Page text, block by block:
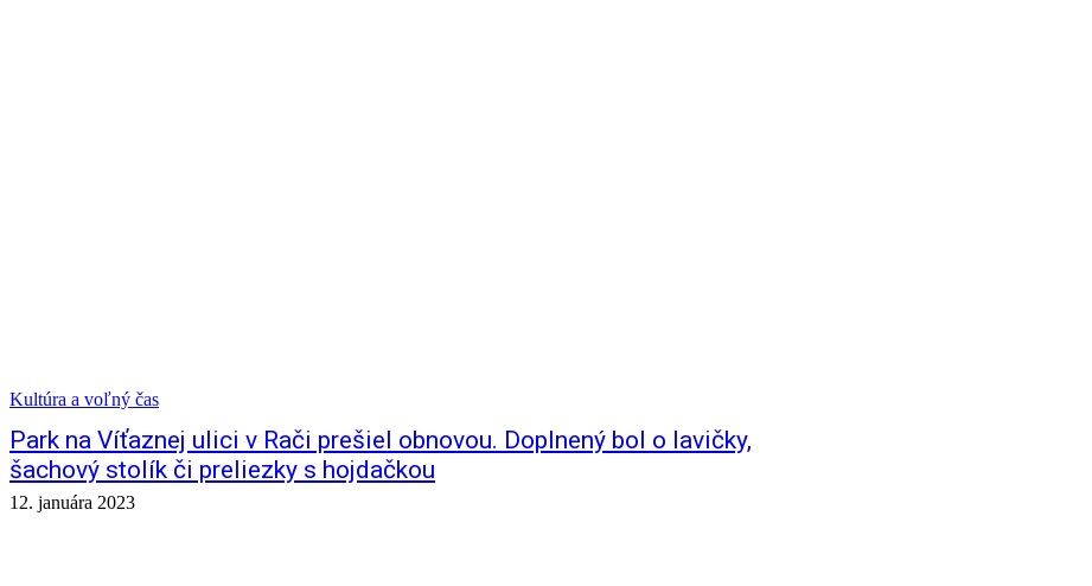
Kultúra a voľný čas
Park na Víťaznej ulici v Rači prešiel obnovou. Doplnený bol o lavičky,
šachový stolík či preliezky s hojdačkou
12. januára 2023